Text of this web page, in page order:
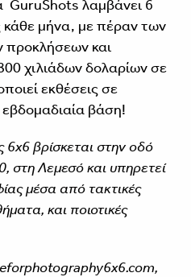
λαμβάνει 6
μήνα, με πέραν των
και
χιλιάδων δολαρίων σε
εκθέσεις σε
βάση!
βρίσκεται στην οδό
στη Λεμεσό και υπηρετεί
μέσα από τακτικές
και ποιοτικές
,